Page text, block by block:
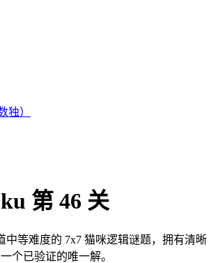
独）
第 46 关
中等难度的 7x7 猫咪逻辑谜题，拥有清晰
个已验证的唯一解。